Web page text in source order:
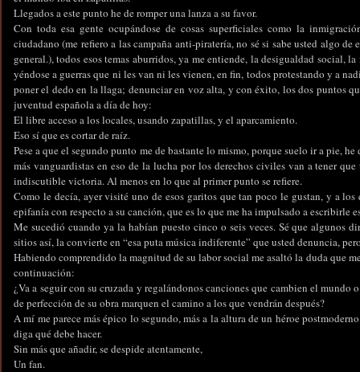
Llegados a este punto he de romper una lanza a su favor.
Con toda esa gente ocupándose de cosas superficiales como la
ciudadano (me refiero a las campaña anti-piratería, no sé si sabe usted algo de
general.), todos esos temas aburridos, ya me entiende, la desigualdad social,
yéndose a guerras que ni les van ni les vienen, en fin, todos protestando y a
poner el dedo en la llaga; denunciar en voz alta, y con éxito, los dos puntos
juventud española a día de hoy:
El libre acceso a los locales, usando zapatillas, y el aparcamiento.
Eso sí que es cortar de raíz.
Pese a que el segundo punto me de bastante lo mismo, porque suelo ir a pie,
más vanguardistas en eso de la lucha por los derechos civiles van a tener
indiscutible victoria. Al menos en lo que al primer punto se refiere.
Como le decía, ayer visité uno de esos garitos que tan poco le gustan, y a
epifanía con respecto a su canción, que es lo que me ha impulsado a escribirle
Me sucedió cuando ya la habían puesto cinco o seis veces. Sé que algunos
sitios así, la convierte en “esa puta música indiferente” que usted denuncia,
Habiendo comprendido la magnitud de su labor social me asaltó la duda que
continuación:
¿Va a seguir con su cruzada y regalándonos canciones que cambien el mundo
de perfección de su obra marquen el camino a los que vendrán después?
A mí me parece más épico lo segundo, más a la altura de un héroe
diga qué debe hacer.
Sin más que añadir, se despide atentamente,
Un fan.